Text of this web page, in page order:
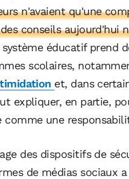
n'avaient qu'une
conseils aujourd'hui
système éducatif prend
scolaires,
et, dans
expliquer, en partie,
comme une
des dispositifs de
de médias sociaux